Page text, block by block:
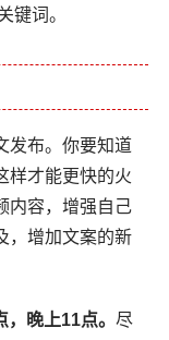
键词。
发布。你要知道
样才能更快的火
内容，增强自己
，增加文案的新
，晚上11点。尽